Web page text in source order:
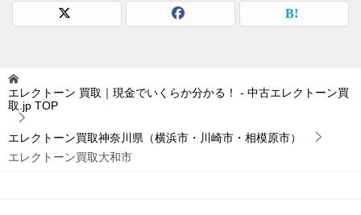
エレクトーン 買取｜現金でいくらか分かる！ - 中古エレクトーン買
取.jp TOP
エレクトーン買取神奈川県（横浜市・川崎市・相模原市）
エレクトーン買取大和市